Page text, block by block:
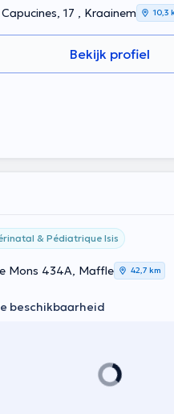
17 , Kraainem 10,3
Bekijk profiel
& Pédiatrique Isis
Mons 434A, Maffle 42,7 km
beschikbaarheid